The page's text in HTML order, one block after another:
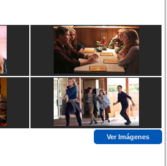
Ver Imágenes